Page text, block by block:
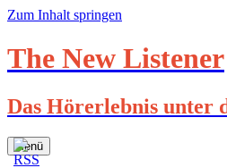
Zum Inhalt springen
The New Listener
Das Hörerlebnis unter
Menü